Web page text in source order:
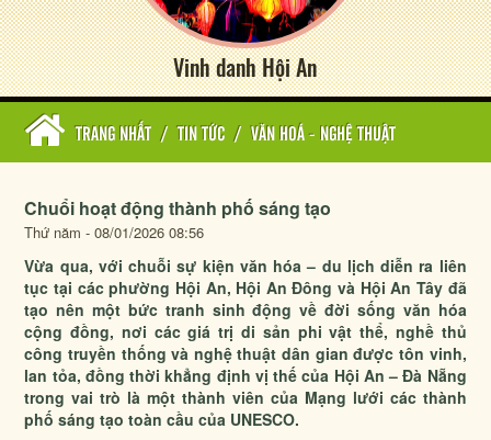
Vinh danh Hội An
TRANG NHẤT / TIN TỨC / VĂN HOÁ - NGHỆ THUẬT
Chuổi hoạt động thành phố sáng tạo
Thứ năm - 08/01/2026 08:56
Vừa qua, với chuỗi sự kiện văn hóa – du lịch diễn ra liên
tục tại các phường Hội An, Hội An Đông và Hội An Tây đã
tạo nên một bức tranh sinh động về đời sống văn hóa
cộng đồng, nơi các giá trị di sản phi vật thể, nghề thủ
công truyền thống và nghệ thuật dân gian được tôn vinh,
lan tỏa, đồng thời khẳng định vị thế của Hội An – Đà Nẵng
trong vai trò là một thành viên của Mạng lưới các thành
phố sáng tạo toàn cầu của UNESCO.